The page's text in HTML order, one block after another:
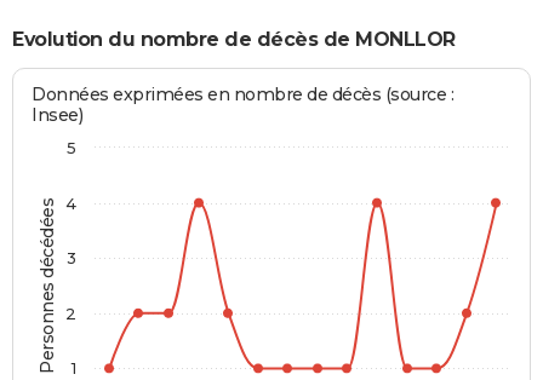
Evolution du nombre de décès de MONLLOR
Personnes décédées
Données exprimées en nombre de décès (source :
Insee)
1
2
3
4
5